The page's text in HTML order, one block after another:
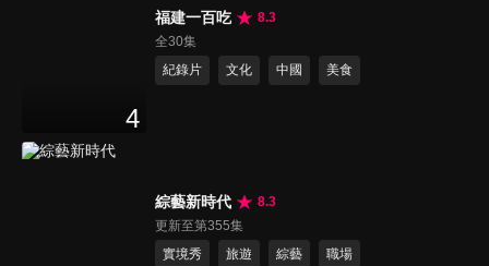
4
福建一百吃
8.3
全30集
紀錄片
文化 中國 美食
綜藝新時代
8.3
更新至第355集
實境秀
旅遊 綜藝 職場